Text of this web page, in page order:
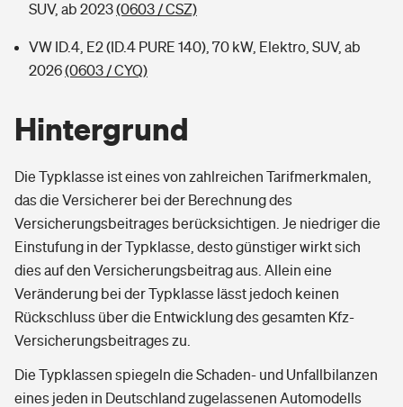
SUV, ab 2023(0603 / CSZ)
VW ID.4, E2 (ID.4 PURE 140), 70 kW, Elektro, SUV, ab
2026(0603 / CYQ)
Hintergrund
Die Typklasse ist eines von zahlreichen Tarifmerkmalen,
das die Versicherer bei der Berechnung des
Versicherungsbeitrages berücksichtigen. Je niedriger die
Einstufung in der Typklasse, desto günstiger wirkt sich
dies auf den Versicherungsbeitrag aus. Allein eine
Veränderung bei der Typklasse lässt jedoch keinen
Rückschluss über die Entwicklung des gesamten Kfz-
Versicherungsbeitrages zu.
Die Typklassen spiegeln die Schaden- und Unfallbilanzen
eines jeden in Deutschland zugelassenen Automodells